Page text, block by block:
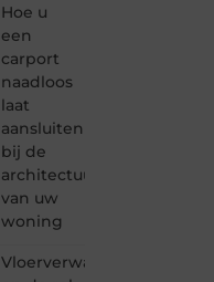
Hoe u
een
carport
naadloos
laat
aansluiten
bij de
architectuur
van uw
woning
Vloerverwarming